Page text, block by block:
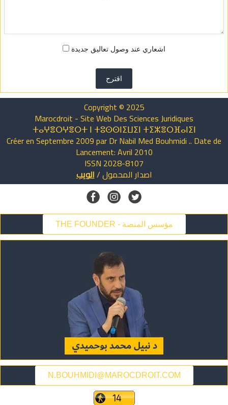
اشعاري عند وصول تعاليق جديدة
اقترح
Copyright © 2025
Marocdroit - Site Web Des Sciences Juridiques
ⵜⴰⵖⴻⵔⵖⴻⵔⵜ ⵏ ⵜⵓⵙⵙⵏⵉⵡⵉⵏ ⵜⵉⵣⴻⵔⴼⴰⵏⵉⵏ
Créer en Septembre 2009 par Dr Nabil Med Bouhmidi .. Date de
Lancement: Avril 2010
ISSN 2028-8107
اصدار المحمول/الويب
THE FOUNDER - مؤسس المنصة
N.BOUHMIDI@MAROCDROIT.COM